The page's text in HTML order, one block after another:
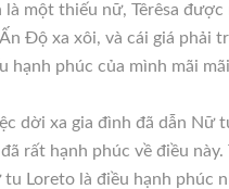
một thiếu nữ, Têrêsa
Độ xa xôi, và cái giá phải
hạnh phúc của mình mãi
dời xa gia đình đã dẫn Nữ
rất hạnh phúc về điều
Loreto là điều hạnh phúc